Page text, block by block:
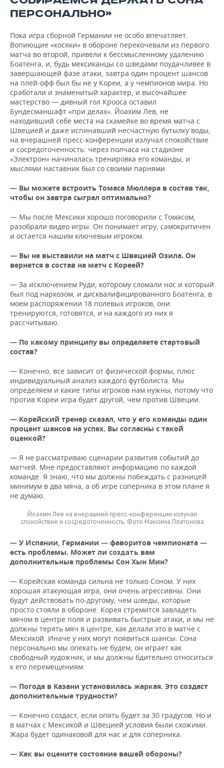
ПЕРСОНАЛЬНО»
Пока игра сборной Германии не особо впечатляет.
Вопиющие «косяки» в обороне перекочевали из первого
матча во второй, привели к бессмысленному удалению
Боатенга, и, будь мексиканцы со шведами поудачливее в
завершающей фазе атаки, завтра один процент шансов
на плей-офф был бы не у Кореи, а у чемпионов мира. Но
сработали и знаменитый характер, и высочайшее
мастерство — дивный гол Крооса оставил
Бундесманшафт «при делах». Йоахим Лев, не
находивший себе места на скамейке во время матча с
Швецией и даже испинавший несчастную бутылку воды,
на вчерашней пресс-конференции излучал спокойствие
и сосредоточенность: через полчаса на стадионе
«Электрон» начиналась тренировка его команды, и
мыслями наставник был со своими парнями.
— Вы можете встроить Томаса Мюллера в состав так,
чтобы он завтра сыграл оптимально?
— Мы после Мексики хорошо поговорили с Томасом,
разобрали видео игры. Он понимает игру, самокритичен
и остается нашим ключевым игроком.
— Вы не выставили на матч с Швецией Озила. Он
вернется в состав на матч с Кореей?
— За исключением Руди, которому сломали нос и который
был под наркозом, и дисквалифицированного Боатенга, в
моем распоряжении 18 полевых игроков, они
тренируются, готовятся, и на каждого из них я
рассчитываю.
— По какому принципу вы определяете стартовый
состав?
— Конечно, все зависит от физической формы, плюс
индивидуальный анализ каждого футболиста. Мы
определяем и какие типы игроков нам нужны, потому что
против Кореи игра будет другой, чем против Швеции.
— Корейский тренер сказал, что у его команды один
процент шансов на успех. Вы согласны с такой
оценкой?
— Я не рассматриваю сценарии развития событий до
матчей. Мне предоставляют информацию по каждой
команде. Я знаю, что мы должны побеждать с разницей
минимум в два мяча, а об игре соперника в этом плане я
не думаю.
Йоахим Лев на вчерашней пресс-конференции излучал
спокойствие и сосредоточенность. Фото Максима Платонова
— У Испании, Германии — фаворитов чемпионата —
есть проблемы. Может ли создать вам
дополнительные проблемы Сон Хын Мин?
— Корейская команда сильна не только Соном. У них
хорошая атакующая игра, они очень агрессивны. Они
будут действовать по-другому, чем шведы, которые
просто стояли в обороне. Корея стремится завладеть
мячом в центре поля и развивать быстрые атаки, и мы не
должны терять мяч в центре, как делали это в матче с
Мексикой. Иначе у них могут появиться шансы. Сона
персонально мы опекать не будем, он играет как
свободный художник, и мы должны бдительно относиться
к его перемещениям.
— Погода в Казани установилась жаркая. Это создаст
дополнительные трудности?
— Конечно создаст, если опять будет за 30 градусов. Но и
в матчах с Мексикой и Швецией условия были схожими.
Жара будет одинаковой для нас и для соперника.
— Как вы оцените состояние вашей обороны?